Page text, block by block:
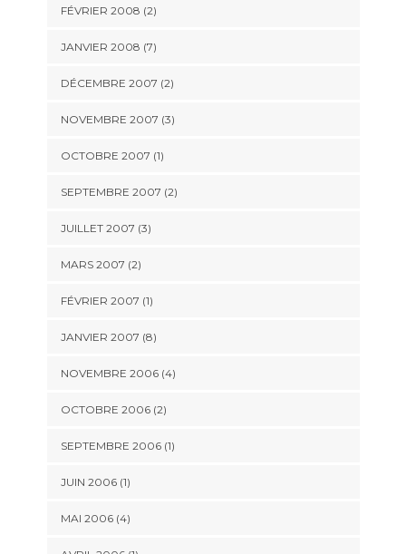
FÉVRIER 2008 (2)
JANVIER 2008 (7)
DÉCEMBRE 2007 (2)
NOVEMBRE 2007 (3)
OCTOBRE 2007 (1)
SEPTEMBRE 2007 (2)
JUILLET 2007 (3)
MARS 2007 (2)
FÉVRIER 2007 (1)
JANVIER 2007 (8)
NOVEMBRE 2006 (4)
OCTOBRE 2006 (2)
SEPTEMBRE 2006 (1)
JUIN 2006 (1)
MAI 2006 (4)